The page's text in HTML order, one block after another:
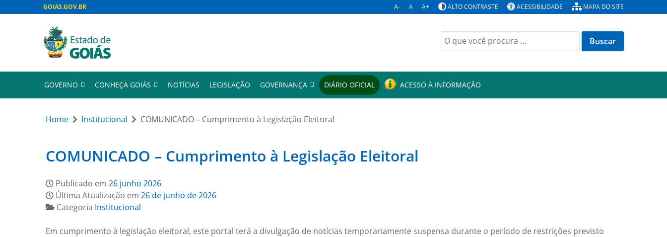
GOIAS.GOV.BR A- A A+ ALTO CONTRASTE ACESSIBILIDADE MAPA DO SITE
Buscar
por:
GOVERNO CONHEÇA GOIÁS NOTÍCIAS LEGISLAÇÃO GOVERNANÇA DIÁRIO OFICIAL ACESSO À INFORMAÇÃO
Home Institucional COMUNICADO – Cumprimento à Legislação Eleitoral
COMUNICADO – Cumprimento à Legislação Eleitoral
Publicado em 26 junho 2026
Última Atualização em 26 de junho de 2026
Categoria Institucional
Em cumprimento à legislação eleitoral, este portal terá a divulgação de notícias temporariamente suspensa durante o período de restrições previsto